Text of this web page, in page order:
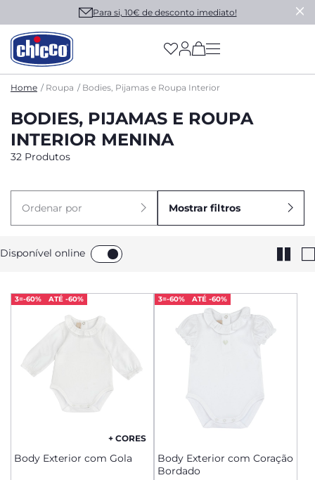
Para si, 10€ de desconto imediato!
(has more options
Home Roupa Bodies, Pijamas e Roupa Interior
BODIES, PIJAMAS E ROUPA
INTERIOR MENINA
32 Produtos
Ordenar por Mostrar filtros
Disponível online
3=-60% ATÉ -60%
+ CORES
Body Exterior com Gola
3=-60% ATÉ -60%
Body Exterior com Coração
Bordado